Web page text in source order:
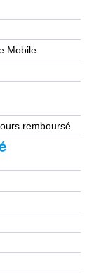
Mobile
remboursé